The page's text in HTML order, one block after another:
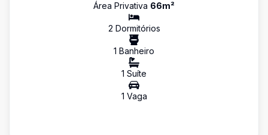
Área Privativa 66m²
2 Dormitórios
1 Banheiro
1 Suíte
1 Vaga